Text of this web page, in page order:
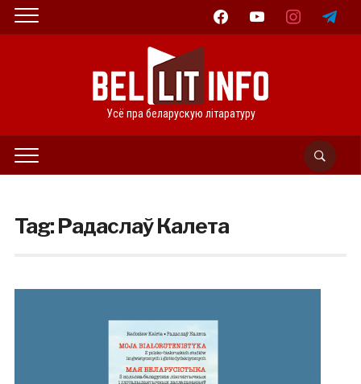
facebookyoutube instagramtelegram
Усё пра беларускую літаратуру
Tag:Радаслаў Калета